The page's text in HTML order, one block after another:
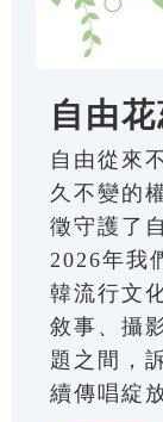
自由
自由從來
久不變的
徵守護了
2026年我
韓流行文
敘事、攝
題之間，
續傳唱綻